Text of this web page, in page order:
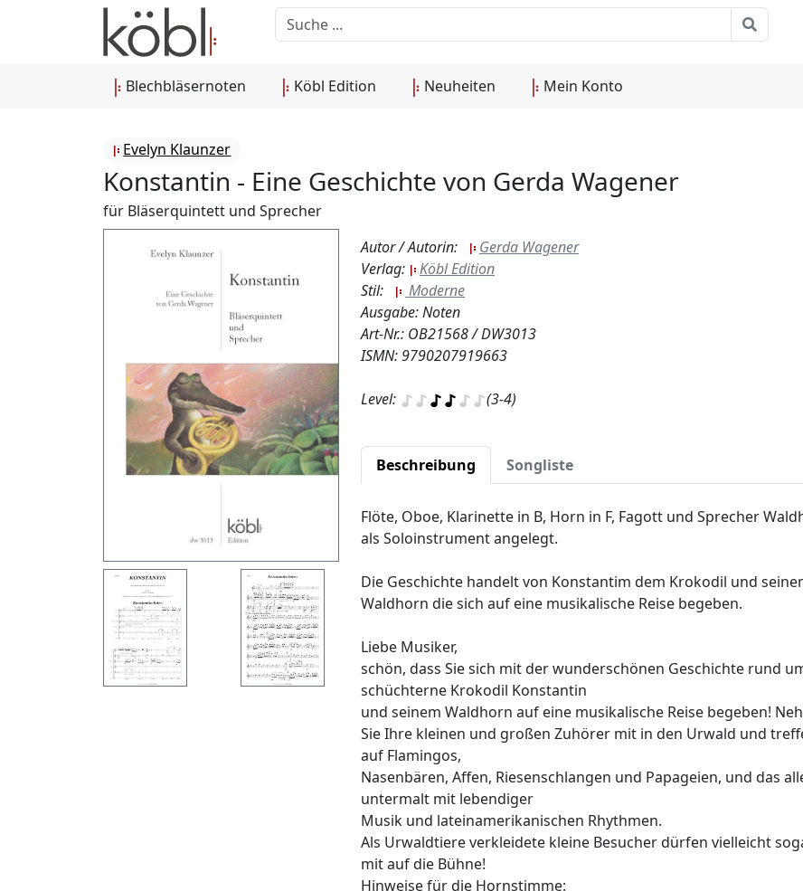
Blechbläsernoten Köbl Edition Neuheiten Mein Konto
Evelyn Klaunzer
Konstantin - Eine Geschichte von Gerda Wagener
für Bläserquintett und Sprecher
Autor / Autorin:
Gerda Wagener
Verlag:
Köbl Edition
Stil:
Moderne
Ausgabe: Noten
Art-Nr.: OB21568 / DW3013
ISMN: 9790207919663
Level: (3-4)
Beschreibung Songliste
Flöte, Oboe, Klarinette in B, Horn in F, Fagott und Sprecher
als Soloinstrument angelegt.
Die Geschichte handelt von Konstantim dem Krokodil und
Waldhorn die sich auf eine musikalische Reise begeben.
Liebe Musiker,
schön, dass Sie sich mit der wunderschönen Geschichte rund
schüchterne Krokodil Konstantin
und seinem Waldhorn auf eine musikalische Reise begeben!
Sie Ihre kleinen und großen Zuhörer mit in den Urwald und
auf Flamingos,
Nasenbären, Affen, Riesenschlangen und Papageien, und das
untermalt mit lebendiger
Musik und lateinamerikanischen Rhythmen.
Als Urwaldtiere verkleidete kleine Besucher dürfen vielleicht
mit auf die Bühne!
Hinweise für die Hornstimme: